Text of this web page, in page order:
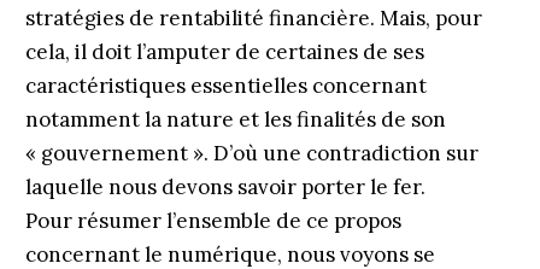
stratégies de rentabilité financière. Mais, pour
cela, il doit l’amputer de certaines de ses
caractéristiques essentielles concernant
notamment la nature et les finalités de son
« gouvernement ». D’où une contradiction sur
laquelle nous devons savoir porter le fer.
Pour résumer l’ensemble de ce propos
concernant le numérique, nous voyons se